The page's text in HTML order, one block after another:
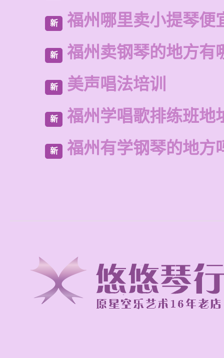
新 福州哪里卖小提琴便
新 福州卖钢琴的地方有
新 美声唱法培训
新 福州学唱歌排练班地
新 福州有学钢琴的地方